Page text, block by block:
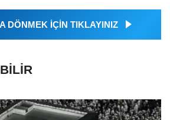
DÖNMEK İÇİN TIKLAYINIZ